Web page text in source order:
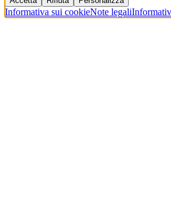
Informativa sui cookieNote legali